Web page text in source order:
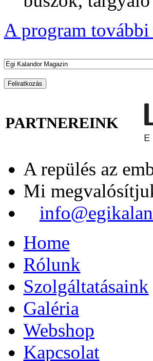
A program
PARTNEREINK
A repülés az
Mi
Home
Rólunk
Szolgáltatásaink
Galéria
Webshop
Kapcsolat